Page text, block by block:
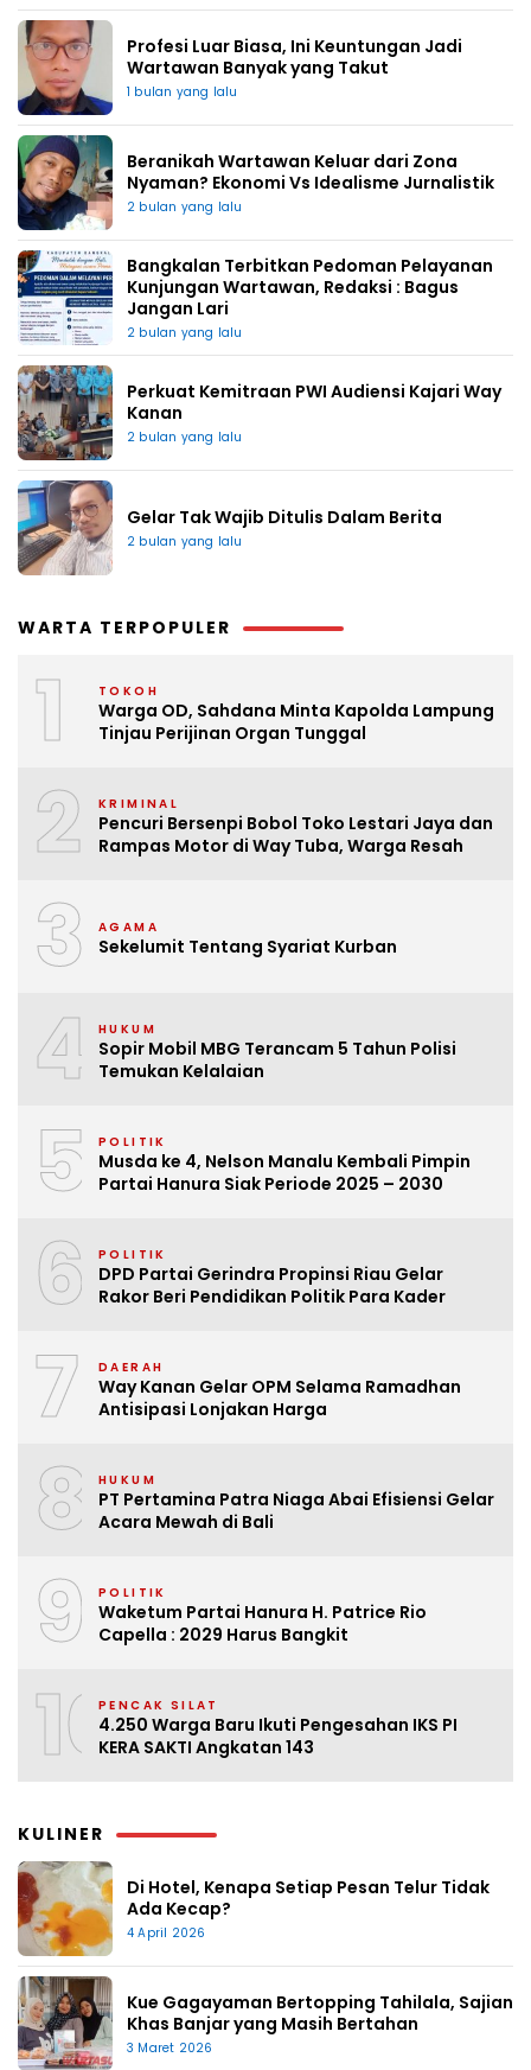
Profesi Luar Biasa, Ini Keuntungan Jadi
Wartawan Banyak yang Takut
1 bulan yang lalu
Beranikah Wartawan Keluar dari Zona
Nyaman? Ekonomi Vs Idealisme Jurnalistik
2 bulan yang lalu
Bangkalan Terbitkan Pedoman Pelayanan
Kunjungan Wartawan, Redaksi : Bagus
Jangan Lari
2 bulan yang lalu
Perkuat Kemitraan PWI Audiensi Kajari Way
Kanan
2 bulan yang lalu
Gelar Tak Wajib Ditulis Dalam Berita
2 bulan yang lalu
WARTA TERPOPULER
1 TOKOH
Warga OD, Sahdana Minta Kapolda Lampung
Tinjau Perijinan Organ Tunggal
2 KRIMINAL
Pencuri Bersenpi Bobol Toko Lestari Jaya dan
Rampas Motor di Way Tuba, Warga Resah
3 AGAMA
Sekelumit Tentang Syariat Kurban
4 HUKUM
Sopir Mobil MBG Terancam 5 Tahun Polisi
Temukan Kelalaian
5 POLITIK
Musda ke 4, Nelson Manalu Kembali Pimpin
Partai Hanura Siak Periode 2025 – 2030
6 POLITIK
DPD Partai Gerindra Propinsi Riau Gelar
Rakor Beri Pendidikan Politik Para Kader
7 DAERAH
Way Kanan Gelar OPM Selama Ramadhan
Antisipasi Lonjakan Harga
8 HUKUM
PT Pertamina Patra Niaga Abai Efisiensi Gelar
Acara Mewah di Bali
9 POLITIK
Waketum Partai Hanura H. Patrice Rio
Capella : 2029 Harus Bangkit
10PENCAK SILAT
4.250 Warga Baru Ikuti Pengesahan IKS PI
KERA SAKTI Angkatan 143
KULINER
Di Hotel, Kenapa Setiap Pesan Telur Tidak
Ada Kecap?
4 April 2026
Kue Gagayaman Bertopping Tahilala, Sajian
Khas Banjar yang Masih Bertahan
3 Maret 2026